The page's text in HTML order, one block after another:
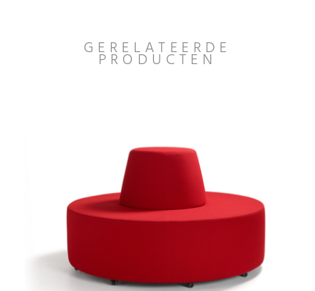
GERELATEERDE
PRODUCTEN